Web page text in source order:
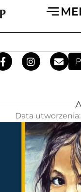
Data utworzenia: